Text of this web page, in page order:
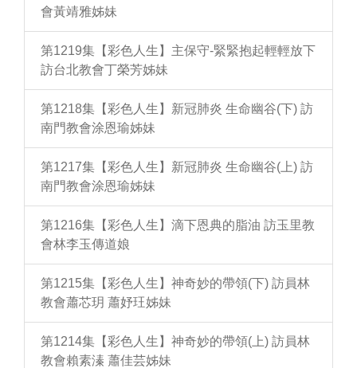
會黃靖雅姊妹
第1219集【彩色人生】主保守-緊緊抱起輕輕放下
訪台北教會丁榮芳姊妹
第1218集【彩色人生】新冠肺炎 生命幽谷(下) 訪
南門教會涂恩瑜姊妹
第1217集【彩色人生】新冠肺炎 生命幽谷(上) 訪
南門教會涂恩瑜姊妹
第1216集【彩色人生】滴下恩典的脂油 訪玉里教
會林李玉傳道娘
第1215集【彩色人生】神奇妙的帶領(下) 訪員林
教會蕭芯玥 蕭妤玨姊妹
第1214集【彩色人生】神奇妙的帶領(上) 訪員林
教會賴素溱 蕭佳芸姊妹